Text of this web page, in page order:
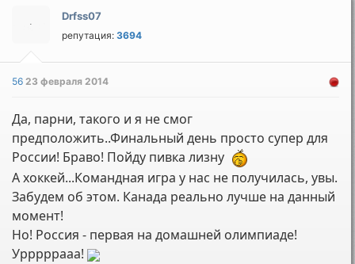
Drfss07
репутация:3694
5623 февраля 2014
Да, парни, такого и я не смог
предположить..Финальный день просто супер для
России! Браво! Пойду пивка лизну
А хоккей...Командная игра у нас не получилась, увы.
Забудем об этом. Канада реально лучше на данный
момент!
Но! Россия - первая на домашней олимпиаде!
Урррррааа!